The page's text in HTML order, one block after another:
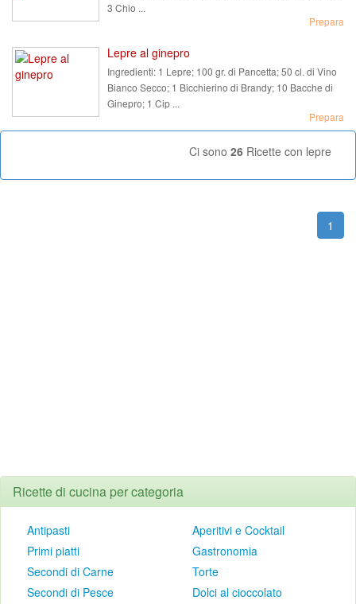
3 Chio ...
Prepara
Lepre al ginepro
Ingredienti: 1 Lepre; 100 gr. di Pancetta; 50 cl. di Vino
Bianco Secco; 1 Bicchierino di Brandy; 10 Bacche di
Ginepro; 1 Cip ...
Prepara
Ci sono 26 Ricette con lepre
1
Ricette di cucina per categoria
Antipasti
Primi piatti
Secondi di Carne
Secondi di Pesce
Aperitivi e Cocktail
Gastronomia
Torte
Dolci al cioccolato